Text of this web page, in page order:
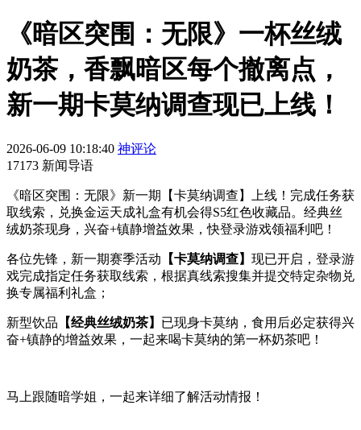
《暗区突围：无限》一杯丝绒
奶茶，香飘暗区每个撤离点，
新一期卡莫纳调查现已上线！
2026-06-09 10:18:40 神评论
17173 新闻导语
《暗区突围：无限》新一期【卡莫纳调查】上线！完成任务获
取线索，兑换金运天成礼盒有机会得S5红色收藏品。经典丝
绒奶茶现身，兴奋+镇静增益效果，快登录游戏领福利吧！
各位先锋，新一期赛季活动 【卡莫纳调查】 现已开启，登录游
戏完成指定任务获取线索，根据真线索搜集并提交特定杂物兑
换专属福利礼盒；
新型饮品 【经典丝绒奶茶】 已现身卡莫纳，食用后必定获得兴
奋+镇静的增益效果，一起来喝卡莫纳的第一杯奶茶吧！
马上跟随暗学姐，一起来详细了解活动情报！